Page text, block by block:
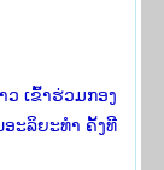
ເຂົ້າຮ່ວມກອງ
ະລິຍະທໍາ ຄັ້ງທີ